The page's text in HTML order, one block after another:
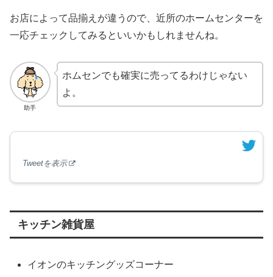
お店によって品揃えが違うので、近所のホームセンターを
一応チェックしてみるといいかもしれませんね。
助手
ホムセンでも確実に売ってるわけじゃない
よ。
Tweetを表示
キッチン雑貨屋
イオンのキッチングッズコーナー